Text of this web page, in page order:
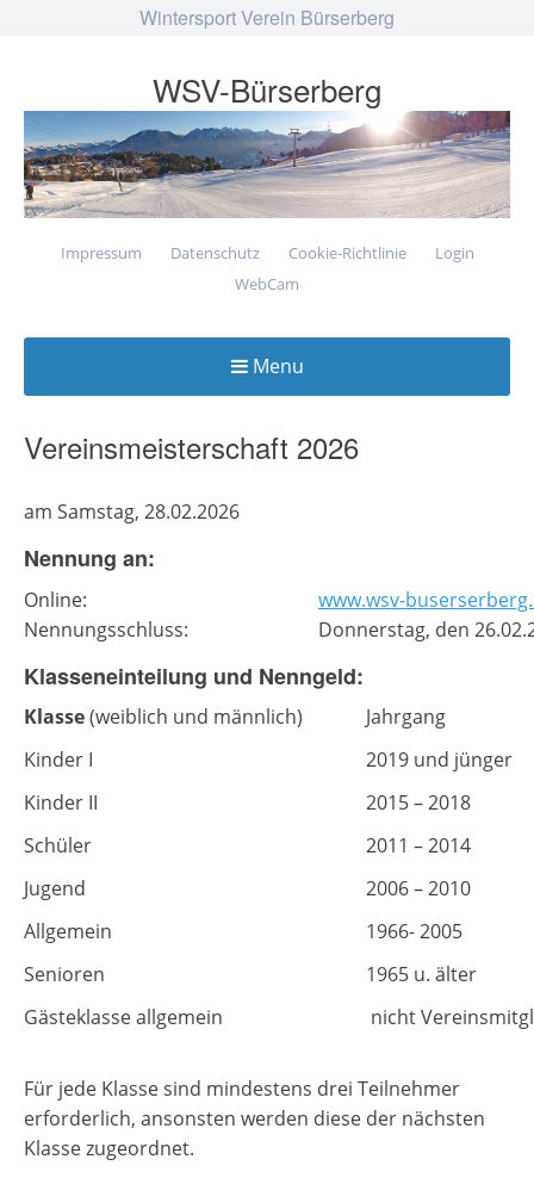
Wintersport Verein Bürserberg
WSV-Bürserberg
Impressum Datenschutz Cookie-Richtlinie
Login
WebCam
Menu
to
Vereinsmeisterschaft 2026
am Samstag, 28.02.2026
Nennung an:
Online:
www.wsv-
Nennungsschluss:
Donnerstag, den
Klasseneinteilung und Nenngeld:
Klasse(weiblich und männlich)
Jahrgang
Kinder I
2019 und jünger
Kinder II
2015 – 2018
Schüler
2011 – 2014
Jugend
2006 – 2010
Allgemein
1966- 2005
Senioren
1965 u. älter
Gästeklasse allgemein
nicht
Für jede Klasse sind mindestens drei Teilnehmer
erforderlich, ansonsten werden diese der nächsten
Klasse zugeordnet.